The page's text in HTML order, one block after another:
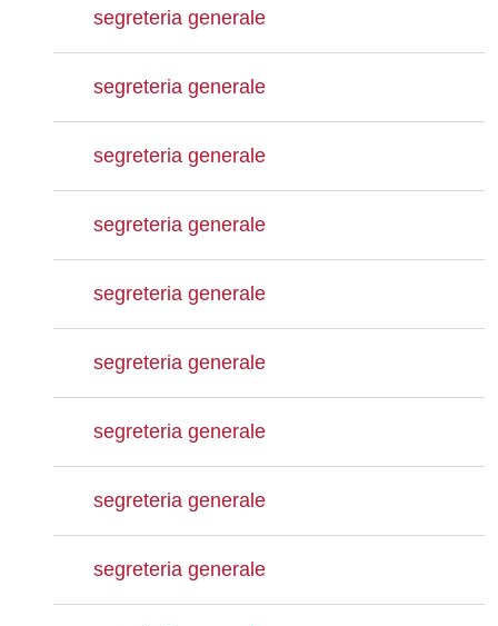
segreteria generale
segreteria generale
segreteria generale
segreteria generale
segreteria generale
segreteria generale
segreteria generale
segreteria generale
segreteria generale